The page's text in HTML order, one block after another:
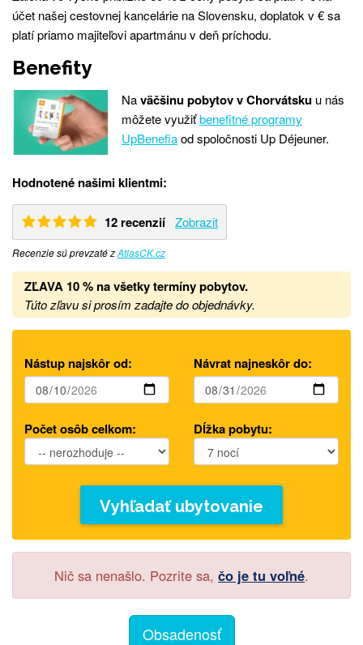
účet našej cestovnej kancelárie na Slovensku, doplatok v € sa
platí priamo majiteľovi apartmánu v deň príchodu.
Benefity
Naväčšinu pobytov v Chorvátsku u nás
môžete využiťbenefitné programy
UpBenefiaod spoločnosti Up Déjeuner.
Hodnotené našimi klientmi:
12 recenzií Zobrazit
Recenzie sú prevzaté zAtlasCK.cz
ZĽAVA 10 % na všetky termíny pobytov.
Túto zľavu si prosím zadajte do objednávky.
Nástup najskôr od: Návrat najneskôr do:
Počet osôb celkom: Dĺžka pobytu:
Vyhľadať ubytovanie
Nič sa nenašlo. Pozrite sa, čo je tu voľné.
Obsadenosť